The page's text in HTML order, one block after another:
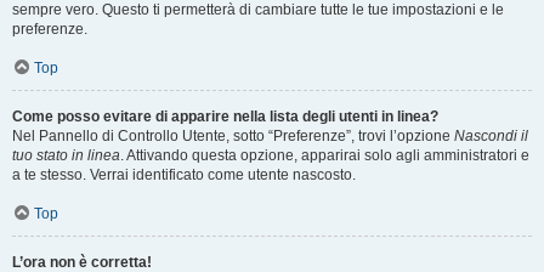
sempre vero. Questo ti permetterà di cambiare tutte le tue impostazioni e le
preferenze.
Top
Come posso evitare di apparire nella lista degli utenti in linea?
Nel Pannello di Controllo Utente, sotto “Preferenze”, trovi l’opzione Nascondi il
tuo stato in linea. Attivando questa opzione, apparirai solo agli amministratori e
a te stesso. Verrai identificato come utente nascosto.
Top
L’ora non è corretta!